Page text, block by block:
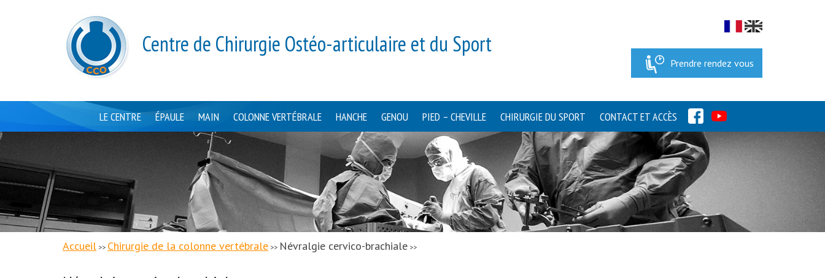
Centre de Chirurgie Ostéo-articulaire et du Sport
Prendre rendez vous
LE CENTRE ÉPAULE MAIN COLONNE VERTÉBRALE HANCHE GENOU PIED – CHEVILLE CHIRURGIE DU SPORT CONTACT ET ACCÈS FACEBOOK
Accueil >> Chirurgie de la colonne vertébrale >> Névralgie cervico-brachiale >>